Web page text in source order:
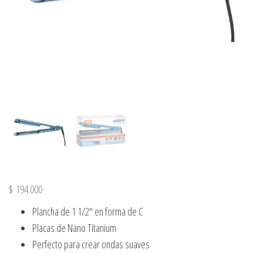
$ 194.000
Plancha de 1 1/2″ en forma de C
Placas de Nano Titanium
Perfecto para crear ondas suaves